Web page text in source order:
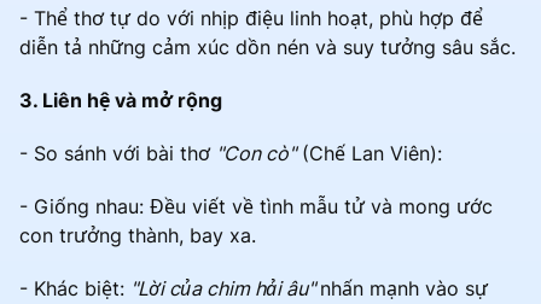
- Thể thơ tự do với nhịp điệu linh hoạt, phù hợp để
diễn tả những cảm xúc dồn nén và suy tưởng sâu sắc.
3. Liên hệ và mở rộng
- So sánh với bài thơ "Con cò"(Chế Lan Viên):
- Giống nhau: Đều viết về tình mẫu tử và mong ước
con trưởng thành, bay xa.
- Khác biệt: "Lời của chim hải âu"nhấn mạnh vào sự